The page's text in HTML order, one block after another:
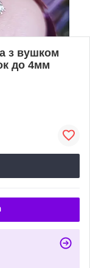
з вушком
до 4мм